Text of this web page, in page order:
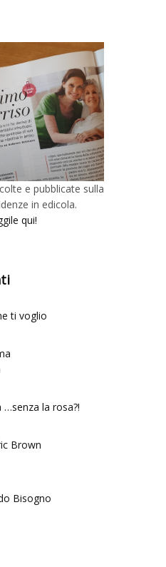
e pubblicate sulla
in edicola.
qui!
ti voglio
la rosa?!
Brown
Bisogno